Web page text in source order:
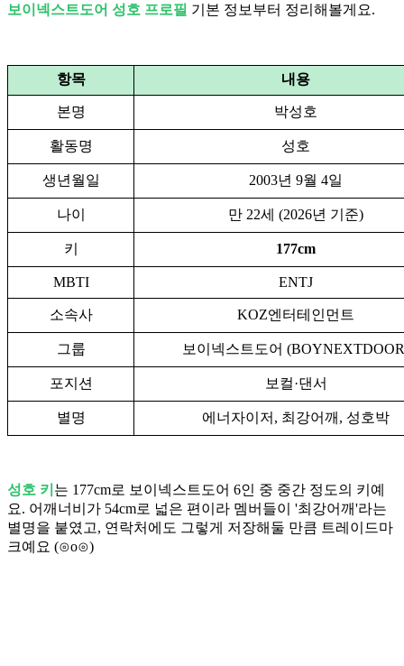
보이넥스트도어 성호 프로필 기본 정보부터 정리해볼게요.
항목 내용
본명 박성호
활동명 성호
생년월일 2003년 9월 4일
나이 만 22세 (2026년 기준)
키 177cm
MBTI ENTJ
소속사 KOZ엔터테인먼트
그룹 보이넥스트도어
포지션 보컬·댄서
별명 에너자이저, 최강어깨, 성호박
성호 키 는 177cm로 보이넥스트도어 6인 중 중간 정도의 키예
요. 어깨너비가 54cm로 넓은 편이라 멤버들이 '최강어깨'라는
별명을 붙였고, 연락처에도 그렇게 저장해둘 만큼 트레이드마
크예요 (⊙o⊙)